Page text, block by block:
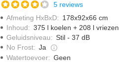
5 reviews
Afmeting HxBxD: 178x92x66 cm
Inhoud: 375 l koelen + 208 l vriezen
Geluidsniveau: Stil - 37 dB
No Frost: Ja
Watertoevoer: Geen